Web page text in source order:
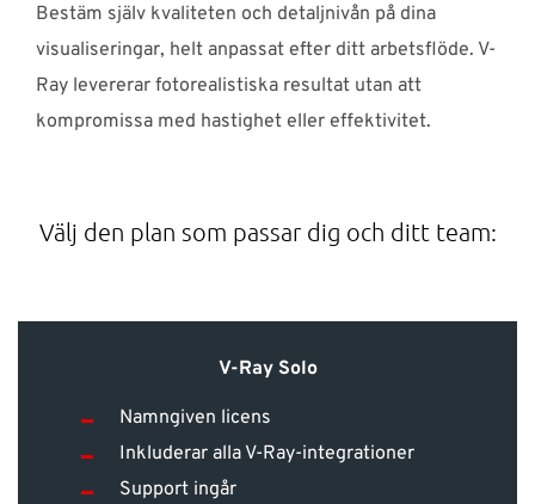
Bestäm själv kvaliteten och detaljnivån på dina
visualiseringar, helt anpassat efter ditt arbetsflöde. V-
Ray levererar fotorealistiska resultat utan att
kompromissa med hastighet eller effektivitet.
Välj den plan som passar dig och ditt team:
V-Ray Solo
Namngiven licens
Inkluderar alla V-Ray-integrationer
Support ingår